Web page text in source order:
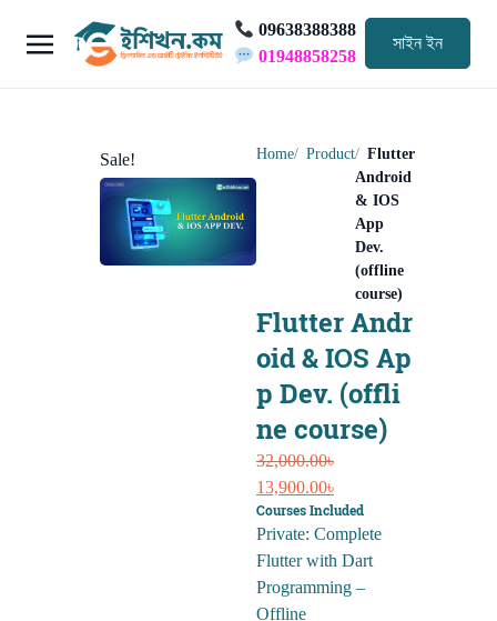
09638388388
01948858258
সাইন ইন
Sale! Home Product
Flutter
Android
& IOS
App
Dev.
(offline
course)
Flutter Andr
oid & IOS Ap
p Dev. (offli
ne course)
32,000.00৳
Original
price
was:
32,000.00৳.
13,900.00৳Current
price
is:
13,900.00৳.
Courses Included
Private: Complete
Flutter with Dart
Programming –
Offline